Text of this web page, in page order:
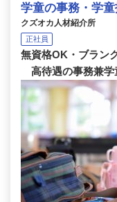
学童の事務・学
クズオカ人材紹介所
正社員
無資格OK・ブラン
高待遇の事務兼学